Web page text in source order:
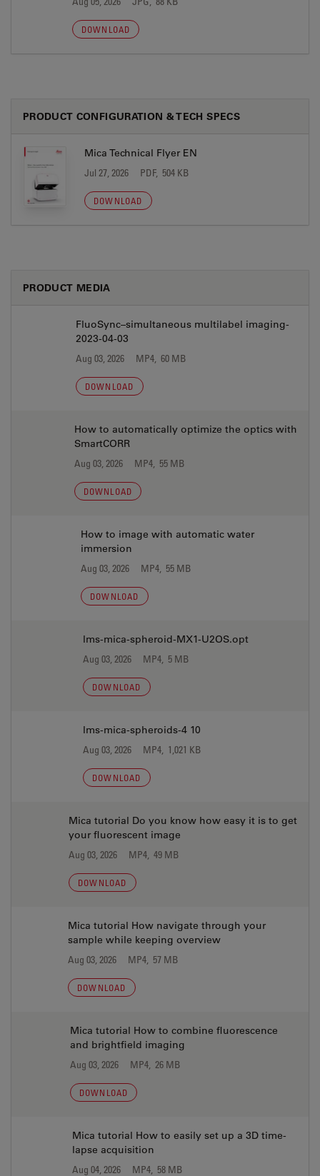
DOWNLOAD
PRODUCT CONFIGURATION & TECH SPECS
Mica Technical Flyer EN
Jul 27, 2026 PDF, 504 KB
DOWNLOAD
PRODUCT MEDIA
FluoSync–simultaneous multilabel imaging-
2023-04-03
Aug 03, 2026 MP4, 60 MB
DOWNLOAD
How to automatically optimize the optics with
SmartCORR
Aug 03, 2026 MP4, 55 MB
DOWNLOAD
How to image with automatic water
immersion
Aug 03, 2026 MP4, 55 MB
DOWNLOAD
lms-mica-spheroid-MX1-U2OS.opt
Aug 03, 2026 MP4, 5 MB
DOWNLOAD
lms-mica-spheroids-4 10
Aug 03, 2026 MP4, 1,021 KB
DOWNLOAD
Mica tutorial Do you know how easy it is to get
your fluorescent image
Aug 03, 2026 MP4, 49 MB
DOWNLOAD
Mica tutorial How navigate through your
sample while keeping overview
Aug 03, 2026 MP4, 57 MB
DOWNLOAD
Mica tutorial How to combine fluorescence
and brightfield imaging
Aug 03, 2026 MP4, 26 MB
DOWNLOAD
Mica tutorial How to easily set up a 3D time-
lapse acquisition
Aug 04, 2026 MP4, 58 MB